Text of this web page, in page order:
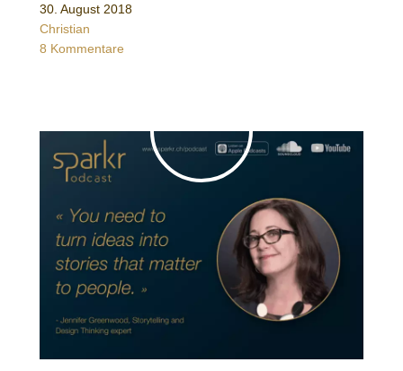
30. August 2018
Christian
8 Kommentare